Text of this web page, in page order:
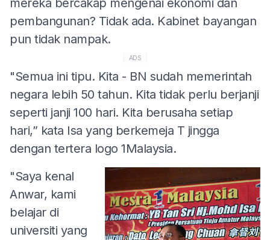
pembangunan? Tidak ada. Kabinet bayangan
pun tidak nampak.
ADS
"Semua ini tipu. Kita - BN sudah memerintah
negara lebih 50 tahun. Kita tidak perlu berjanji
seperti janji 100 hari. Kita berusaha setiap
hari,” kata Isa yang berkemeja T jingga
dengan tertera logo 1Malaysia.
"Saya kenal
Anwar, kami
belajar di
universiti yang